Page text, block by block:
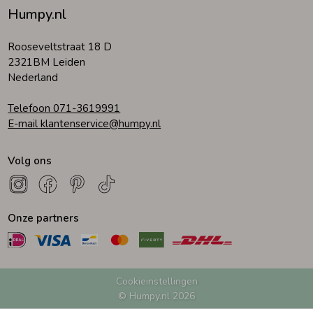
Kledingaccessoires
Beenmode
Winteraccessoires
Humpy.nl
Rooseveltstraat 18 D
2321BM Leiden
Nederland
Telefoon 071-3619991
E-mail klantenservice@humpy.nl
Volg ons
Onze partners
Cookieinstellingen
© Humpy.nl 2026